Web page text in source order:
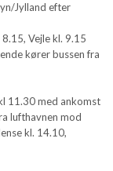
Jylland efter
Vejle kl. 9.15
kører bussen fra
11.30 med ankomst
lufthavnen mod
kl. 14.10,